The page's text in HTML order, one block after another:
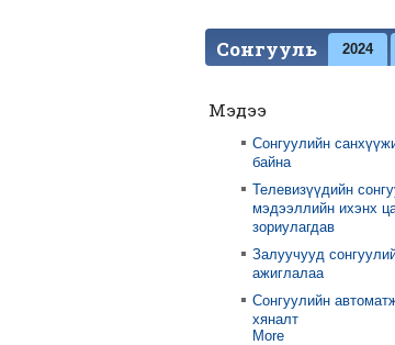
Сонгууль 2024
Мэдээ
Сонгуулийн
байна
Телевизүүдийн
мэдээллийн ихэнх
зориулагдав
Залуучууд
ажиглалаа
Сонгуулийн
хяналт
More